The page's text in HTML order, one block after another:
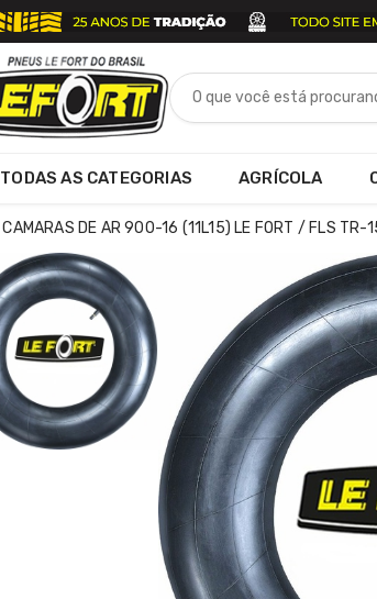
TODAS AS CATEGORIAS AGRÍCOLA
CAMARAS DE AR 900-16 (11L15) LE FORT / FLS TR-